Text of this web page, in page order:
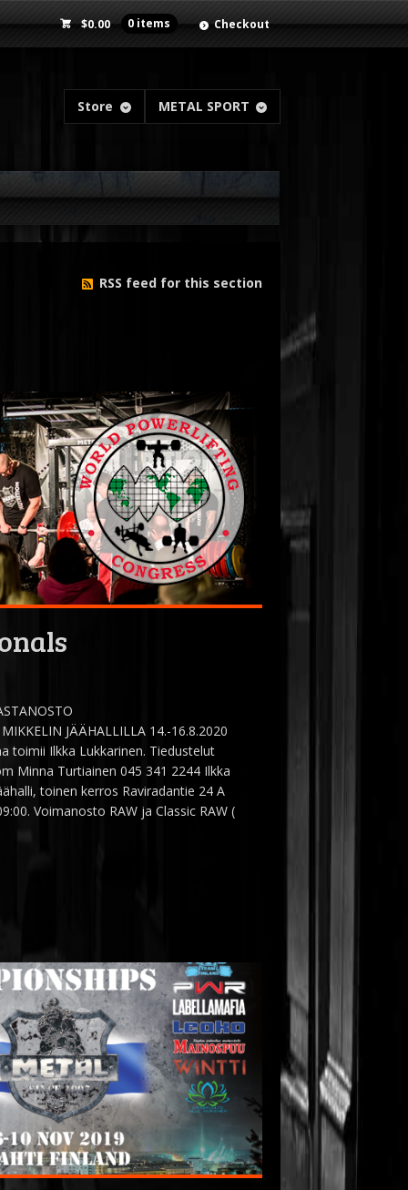
$0.00 0 items Checkout
Store METAL SPORT
RSS feed for this section
JÄÄHALLILLA 14.-16.8.2020
toimii Ilkka Lukkarinen. Tiedustelut
Minna Turtiainen 045 341 2244 Ilkka
toinen kerros Raviradantie 24 A
Voimanosto RAW ja Classic RAW (